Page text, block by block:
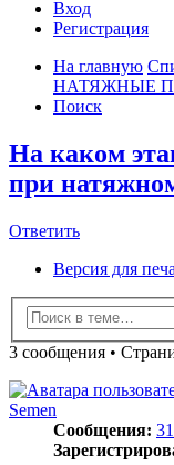
Вход
Регистрация
На главную
НАТЯЖНЫЕ
Поиск
На каком
при
Ответить
Ответить
Версия для
3 сообщения •
Semen
Сообщения: 31